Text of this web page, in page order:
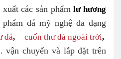
xuất các sản phẩmlư hương
đá mỹ nghệ đa dạng
đá,cuốn thư đá ngoài trời,
vận chuyển và lắp đặt trên